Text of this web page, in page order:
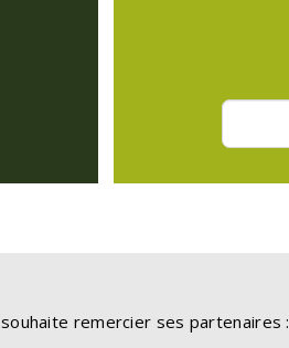
remercier ses partenaires :